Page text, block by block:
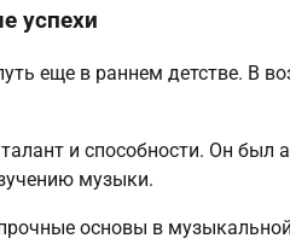
успехи
еще в раннем детстве. В
и способности. Он
музыки.
основы в музыкальной